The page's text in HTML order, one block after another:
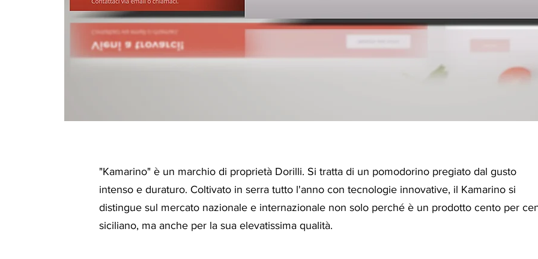
"Kamarino" è un marchio di proprietà Dorilli. Si tratta di un pomodorino pregiato dal gusto
intenso e duraturo. Coltivato in serra tutto l'anno con tecnologie innovative, il Kamarino si
distingue sul mercato nazionale e internazionale non solo perché è un prodotto cento per
siciliano, ma anche per la sua elevatissima qualità.